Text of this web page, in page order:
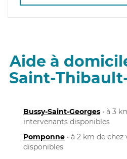
Aide à
Saint-
Bussy-Saint-Georges • à 3
intervenants disponibles
Pomponne • à 2 km de
disponibles